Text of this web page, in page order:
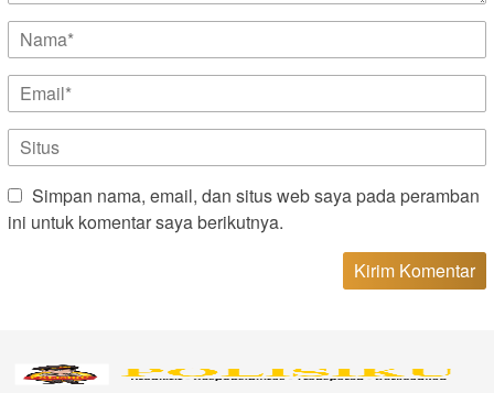
Simpan nama, email, dan situs web saya pada peramban
ini untuk komentar saya berikutnya.